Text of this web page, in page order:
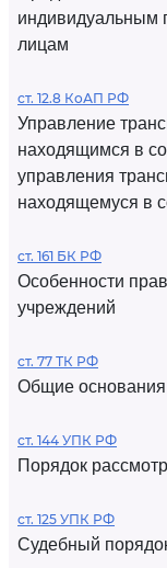
индивидуальным
лицам
ст. 12.8 КоАП РФ
Управление
находящимся в
управления
находящемуся в
ст. 161 БК РФ
Особенности
учреждений
ст. 77 ТК РФ
Общие основания
ст. 144 УПК РФ
Порядок
ст. 125 УПК РФ
Судебный